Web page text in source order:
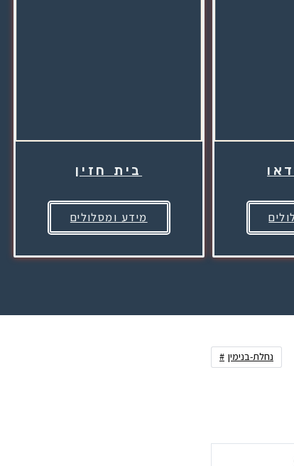
בית חזין
מידע ומסלולים
נחלת-בנימין